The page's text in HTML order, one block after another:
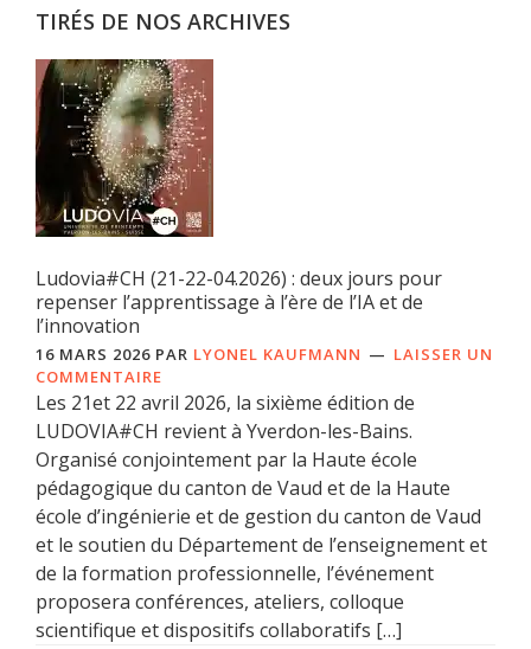
TIRÉS DE NOS ARCHIVES
Ludovia#CH (21-22-04.2026) : deux jours pour
repenser l’apprentissage à l’ère de l’IA et de
l’innovation
16 MARS 2026 PAR LYONEL KAUFMANN
LAISSER UN
COMMENTAIRE
Les 21et 22 avril 2026, la sixième édition de
LUDOVIA#CH revient à Yverdon-les-Bains.
Organisé conjointement par la Haute école
pédagogique du canton de Vaud et de la Haute
école d’ingénierie et de gestion du canton de Vaud
et le soutien du Département de l’enseignement et
de la formation professionnelle, l’événement
proposera conférences, ateliers, colloque
scientifique et dispositifs collaboratifs […]